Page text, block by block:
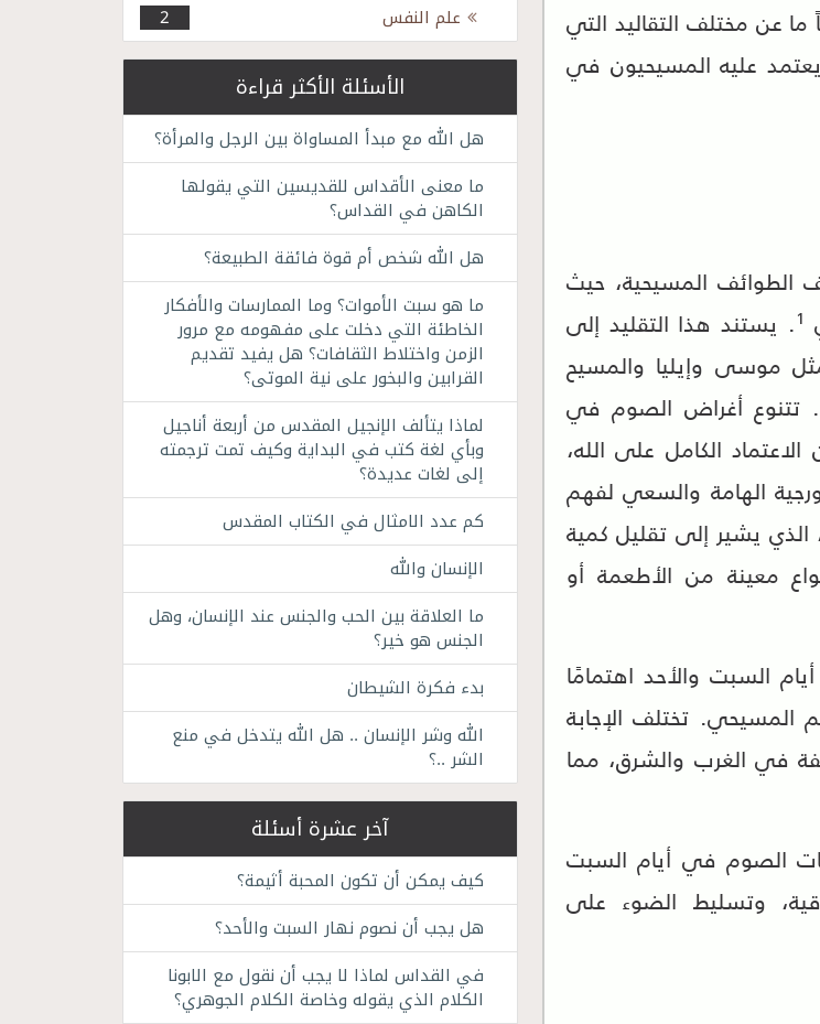
عن مختلف التقاليد التي
عليه المسيحيون في
المسيحية، حيث
1. يستند هذا التقليد إلى
موسى وإيليا والمسيح
. تتنوع أغراض الصوم في
الكامل على الله،
الهامة والسعي لفهم
يشير إلى تقليل كمية
معينة من الأطعمة أو
السبت والأحد اهتمامًا
المسيحي. تختلف الإجابة
في الغرب والشرق، مما
الصوم في أيام السبت
وتسليط الضوء على
علم النفس
2
الأسئلة الأكثر قراءة
هل الله مع مبدأ المساواة بين الرجل والمرأة؟
ما معنى الأقداس للقديسين التي يقولها
الكاهن في القداس؟
هل الله شخص أم قوة فائقة الطبيعة؟
ما هو سبت الأموات؟ وما الممارسات والأفكار
الخاطئة التي دخلت على مفهومه مع مرور
الزمن واختلاط الثقافات؟ هل يفيد تقديم
القرابين والبخور على نية الموتى؟
لماذا يتألف الإنجيل المقدس من أربعة أناجيل
وبأي لغة كتب في البداية وكيف تمت ترجمته
إلى لغات عديدة؟
كم عدد الامثال في الكتاب المقدس
الإنسان والله
ما العلاقة بين الحب والجنس عند الإنسان، وهل
الجنس هو خير؟
بدء فكرة الشيطان
الله وشر الإنسان .. هل الله يتدخل في منع
الشر ..؟
آخر عشرة أسئلة
كيف يمكن أن تكون المحبة أثيمة؟
هل يجب أن نصوم نهار السبت والأحد؟
في القداس لماذا لا يجب أن نقول مع الابونا
الكلام الذي يقوله وخاصة الكلام الجوهري؟